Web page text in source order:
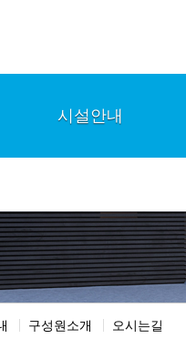
시설안내
구성원소개 오시는길